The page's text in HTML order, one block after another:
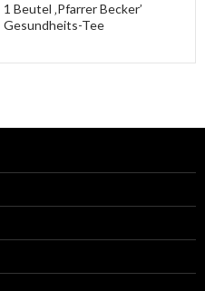
1 Beutel ‚Pfarrer Becker’
Gesundheits-Tee